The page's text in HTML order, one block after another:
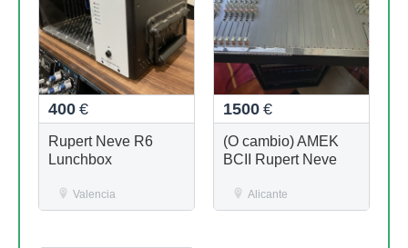
400 €
Rupert Neve R6
Lunchbox
Valencia
1500 €
(O cambio) AMEK
BCII Rupert Neve
Alicante